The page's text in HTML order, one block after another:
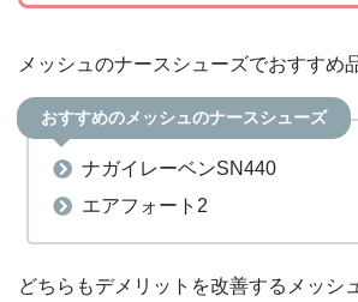
メッシュのナースシューズでおすすめ
おすすめのメッシュのナースシューズ
ナガイレーベンSN440
エアフォート2
どちらもデメリットを改善するメッシ